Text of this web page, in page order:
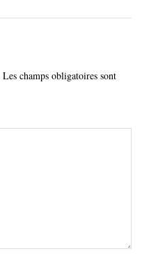
Les champs obligatoires sont